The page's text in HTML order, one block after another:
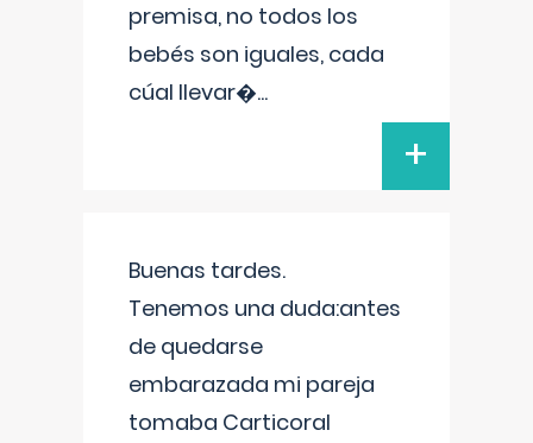
premisa, no todos los
bebés son iguales, cada
cúal llevar�...
+
Buenas tardes.
Tenemos una duda:antes
de quedarse
embarazada mi pareja
tomaba Carticoral